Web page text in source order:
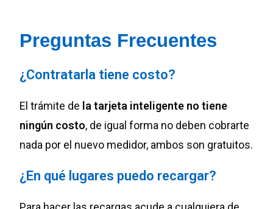
Preguntas Frecuentes
¿Contratarla tiene costo?
El trámite de la tarjeta inteligente no tiene
ningún costo, de igual forma no deben cobrarte
nada por el nuevo medidor, ambos son gratuitos.
¿En qué lugares puedo recargar?